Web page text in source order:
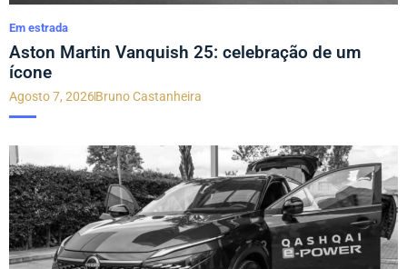
Em estrada
Aston Martin Vanquish 25: celebração de um
ícone
Agosto 7, 2026Bruno Castanheira